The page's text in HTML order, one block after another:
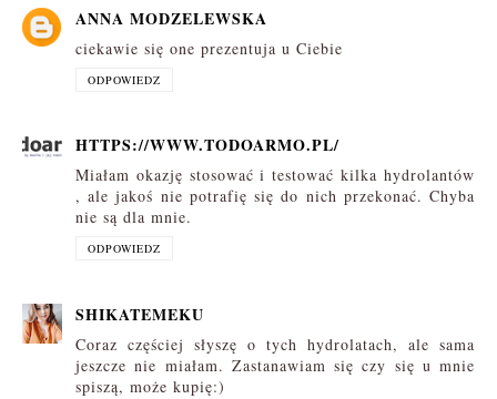
ANNA MODZELEWSKA
ciekawie się one prezentuja u Ciebie
ODPOWIEDZ
HTTPS://WWW.TODOARMO.PL/
Miałam okazję stosować i testować kilka hydrolantów
, ale jakoś nie potrafię się do nich przekonać. Chyba
nie są dla mnie.
ODPOWIEDZ
SHIKATEMEKU
Coraz częściej słyszę o tych hydrolatach, ale sama
jeszcze nie miałam. Zastanawiam się czy się u mnie
spiszą, może kupię:)